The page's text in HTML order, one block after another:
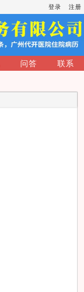
登录 注册
问答 联系